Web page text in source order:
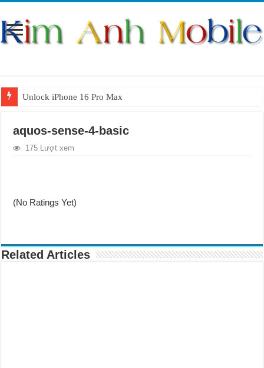
Unlock iPhone 16 Pro Max
Unlock Samsung Galaxy S26 Ultra
Unlock Motorola Razr 2025
aquos-sense-4-basic
175 Lượt xem
(No Ratings Yet)
Related Articles